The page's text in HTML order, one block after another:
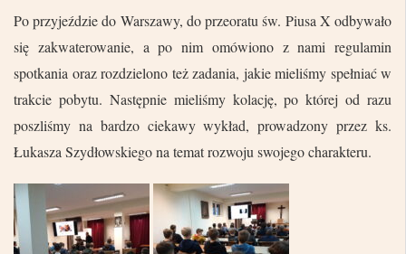
Po przyjeździe do Warszawy, do przeoratu św. Piusa X odbywało
się zakwaterowanie, a po nim omówiono z nami regulamin
spotkania oraz rozdzielono też zadania, jakie mieliśmy spełniać w
trakcie pobytu. Następnie mieliśmy kolację, po której od razu
poszliśmy na bardzo ciekawy wykład, prowadzony przez ks.
Łukasza Szydłowskiego na temat rozwoju swojego charakteru.